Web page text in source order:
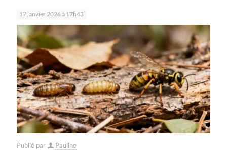
17 janvier 2026 à 17h43
Publié par Pauline